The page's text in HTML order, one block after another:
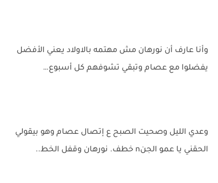
وأنا عارف أن نورهان مش مهتمه بالاولاد يعني الأفضل
يفضلوا مع عصام وتبقي تشوفهم كل أسبوع…
وعدي الليل وصحيت الصبح ع إتصال عصام وهو بيقولي
الحقني يا عمو الجنn خطف. نورهان وقفل الخط..